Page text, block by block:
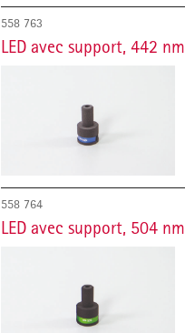
558 763
LED avec support, 442 nm
558 764
LED avec support, 504 nm